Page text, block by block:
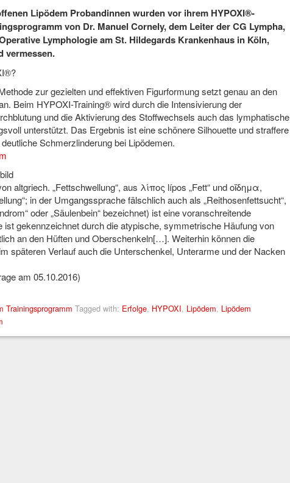
Lipödem Probandinnen wurden vor ihrem HYPOXI®-
von Dr. Manuel Cornely, dem Leiter der CG Lympha,
Lymphologie am St. Hildegards Krankenhaus in Köln,
vermessen.
zur gezielten und effektiven Figurformung setzt genau an den
Beim HYPOXI-Training® wird durch die Intensivierung der
und die Aktivierung des Stoffwechsels auch das lymphatische
unterstützt. Das Ergebnis ist eine schönere Silhouette und straffere
Schmerzlinderung bei Lipödemen.
altgriech. „Fettschwellung“, aus λίπος lípos „Fett“ und οἴδημα,
in der Umgangssprache fälschlich auch als „Reithosenfettsucht“,
oder „Säulenbein“ bezeichnet) ist eine voranschreitende
ist gekennzeichnet durch die atypische, symmetrische Häufung von
an den Hüften und Oberschenkeln[…]. Weiterhin können die
späteren Verlauf auch die Unterschenkel, Unterarme und der Nacken
am 05.10.2016)
Trainingsprogramm Tagged with: Erfolge, HYPOXI, Lipödem, Lipödem